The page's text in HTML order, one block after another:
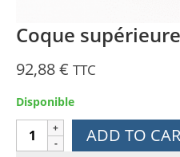
Coque
92,88€ TTC
Disponible
Coque
supérieure
ADD TO